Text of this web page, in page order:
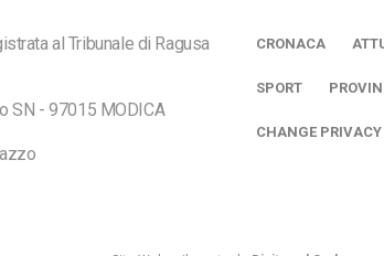
al Tribunale di Ragusa
SN - 97015 MODICA
CRONACA
SPORT
CHANGE